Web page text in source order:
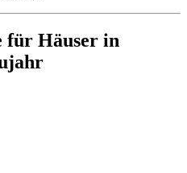
für Häuser in